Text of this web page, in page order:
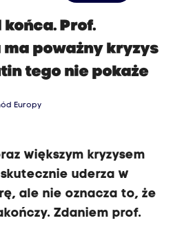
Prof.
ma poważny kryzys
tego nie pokaże
Europy
większym kryzysem
uderza w
ale nie oznacza to, że
Zdaniem prof.